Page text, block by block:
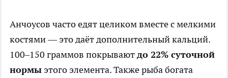
Анчоусов часто едят целиком вместе с мелкими
костями — это даёт дополнительный кальций.
100–150 граммов покрываютдо 22% суточной
нормы этого элемента. Также рыба богата